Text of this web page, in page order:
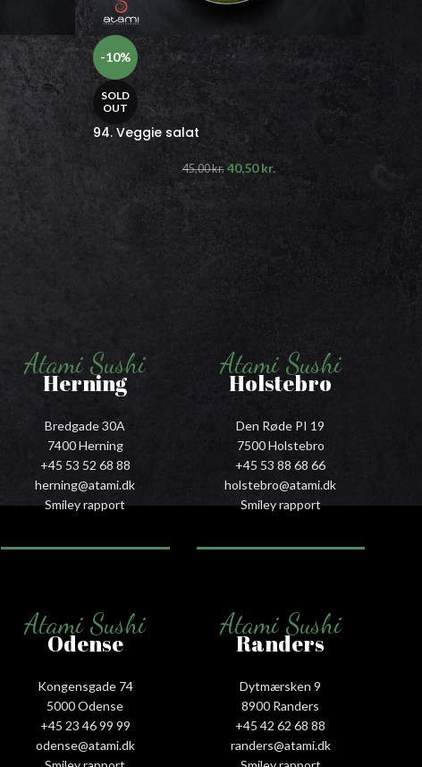
-10%
SOLD
OUT
94. Veggie salat
45,00kr. 40,50kr.
Atami Sushi
Herning
Bredgade 30A
7400 Herning
+45 53 52 68 88
herning@atami.dk
Smiley rapport
Atami Sushi
Holstebro
Den Røde PI 19
7500 Holstebro
+45 53 88 68 66
holstebro@atami.dk
Smiley rapport
Atami Sushi
Odense
Kongensgade 74
5000 Odense
+45 23 46 99 99
odense@atami.dk
Atami Sushi
Randers
Dytmærsken 9
8900 Randers
+45 42 62 68 88
randers@atami.dk